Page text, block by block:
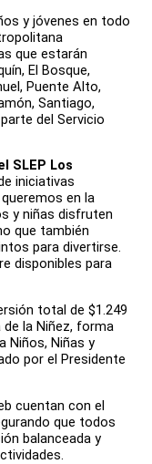
y jóvenes en todo
que estarán
El Bosque,
Puente Alto,
Santiago,
del Servicio
SLEP Los
iniciativas
en la
y niñas disfruten
que también
para divertirse.
disponibles para
total de $1.249
la Niñez, forma
Niños, Niñas y
por el Presidente
cuentan con el
que todos
balanceada y